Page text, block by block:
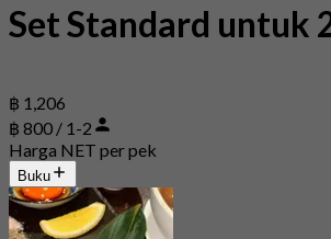
Set Standard untuk
฿ 1,206
฿ 800 / 1-2
Harga NET per pek
Buku